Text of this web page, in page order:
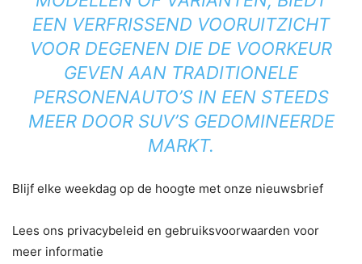
EEN VERFRISSEND VOORUITZICHT
VOOR DEGENEN DIE DE VOORKEUR
GEVEN AAN TRADITIONELE
PERSONENAUTO’S IN EEN STEEDS
MEER DOOR SUV’S GEDOMINEERDE
MARKT.
Blijf elke weekdag op de hoogte met onze nieuwsbrief
Lees ons privacybeleid en gebruiksvoorwaarden voor
meer informatie